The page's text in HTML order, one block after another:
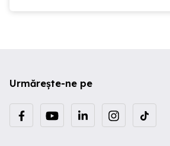
Urmărește-ne pe